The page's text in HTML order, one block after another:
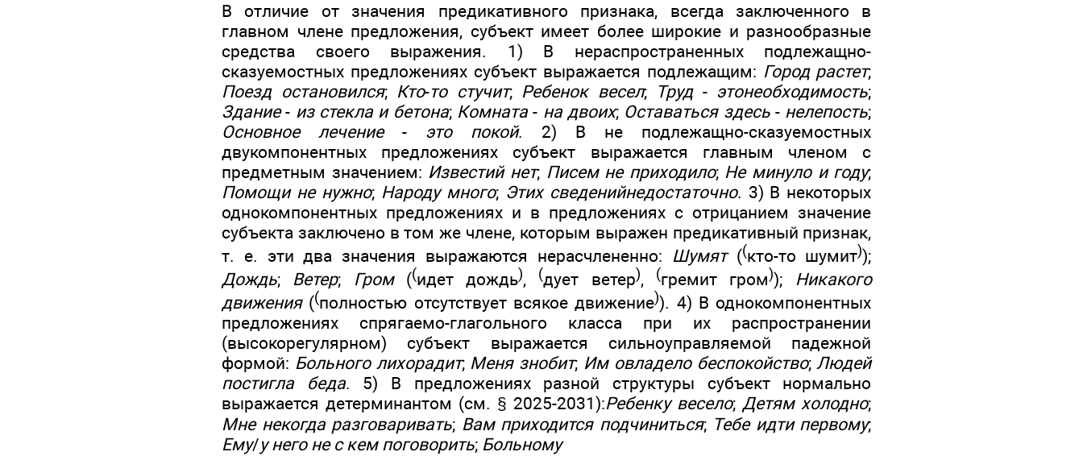
В отличие от значения предикативного признака, всегда заключенного в
главном члене предложения, субъект имеет более широкие и разнообразные
средства своего выражения. 1) В нераспространенных подлежащно-
сказуемостных предложениях субъект выражается подлежащим: Город растет;
Поезд остановился; Кто-то стучит; Ребенок весел; Труд- этонеобходимость;
Здание- из стекла и бетона; Комната - на двоих; Оставаться здесь- нелепость;
Основное лечение- это покой. 2) В не подлежащно-сказуемостных
двукомпонентных предложениях субъект выражается главным членом с
предметным значением: Известий нет; Писем не приходило; Не минуло и году;
Помощи не нужно; Народу много; Этих сведенийнедостаточно. 3) В некоторых
однокомпонентных предложениях и в предложениях с отрицанием значение
субъекта заключено в том же члене, которым выражен предикативный признак,
т. е. эти два значения выражаются нерасчлененно: Шумят((кто-то шумит));
Дождь; Ветер; Гром((идет дождь), (дует ветер), (гремит гром)); Никакого
движения((полностью отсутствует всякое движение)). 4) В однокомпонентных
предложениях спрягаемо-глагольного класса при их распространении
(высокорегулярном) субъект выражается сильноуправляемой падежной
формой: Больного лихорадит; Меня знобит; Им овладело беспокойство;Людей
постигла беда. 5) В предложениях разной структуры субъект нормально
выражается детерминантом (см. § 2025-2031):Ребенку весело;Детям холодно;
Мне некогда разговаривать; Вам приходится подчиниться; Тебе идти первому;
Ему/у него не с кем поговорить; Больному